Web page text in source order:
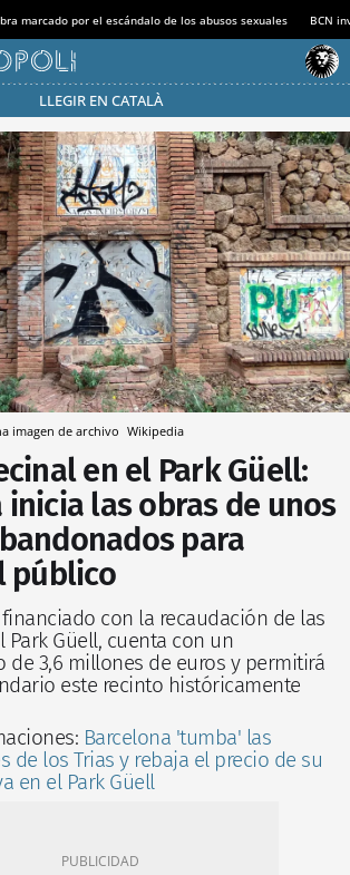
marcado por el escándalo de los abusos sexuales BCN
LLEGIR EN CATALÀ
Pásate al MODO AHORRO
imagen de archivo Wikipedia
en el Park Güell:
inicia las obras de unos
para
público
con la recaudación de las
Park Güell, cuenta con un
de 3,6 millones de euros y permitirá
este recinto históricamente
Barcelona 'tumba' las
de los Trias y rebaja el precio de su
en el Park Güell